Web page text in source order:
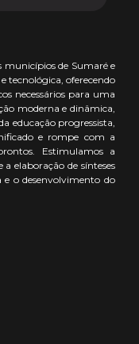
municípios de Sumaré e
tecnológica, oferecendo
necessários para uma
moderna e dinâmica,
educação progressista,
e rompe com a
Estimulamos a
elaboração de sínteses
o desenvolvimento do